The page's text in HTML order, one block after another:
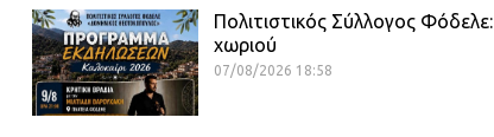
Πολιτιστικός Σύλλογος
χωριού
07/08/2026 18:58